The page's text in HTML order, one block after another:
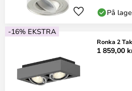
På
-16% EKSTRA
Ronka 2
1 859,00